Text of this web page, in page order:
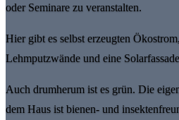
oder Seminare zu veranstalten.
Hier gibt es selbst erzeugten
Lehmputzwände und eine
Auch drumherum ist es grün. Die
dem Haus ist bienen- und